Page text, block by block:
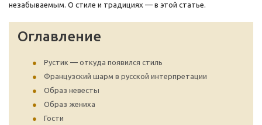
незабываемым. О стиле и традициях — в этой статье.
Оглавление
Рустик — откуда появился стиль
Французский шарм в русской интерпретации
Образ невесты
Образ жениха
Гости